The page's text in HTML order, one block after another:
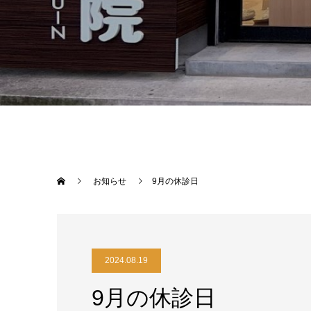
お知らせ 9月の休診日
2024.08.19
9月の休診日